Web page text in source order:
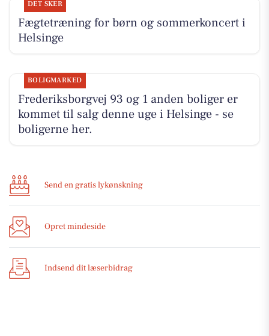
DET SKER
Fægtetræning for børn og sommerkoncert i
Helsinge
BOLIGMARKED
Frederiksborgvej 93 og 1 anden boliger er
kommet til salg denne uge i Helsinge - se
boligerne her.
Send en gratis lykønskning
Opret mindeside
Indsend dit læserbidrag